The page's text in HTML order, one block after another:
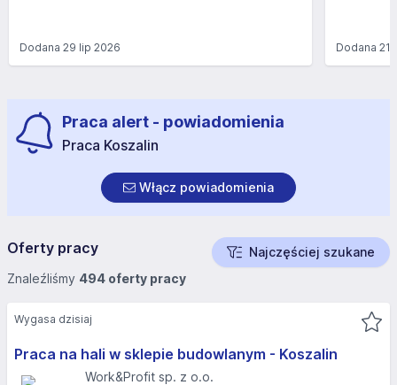
Dodana 29 lip 2026 Dodana21
Praca alert - powiadomienia
Praca Koszalin
Włącz powiadomienia
Oferty pracy
Najczęściej szukane
Znaleźliśmy 494 oferty pracy
Praca na hali w sklepie budowlanym - Koszalin
Work&Profit sp. z o.o.
Wygasa dzisiaj